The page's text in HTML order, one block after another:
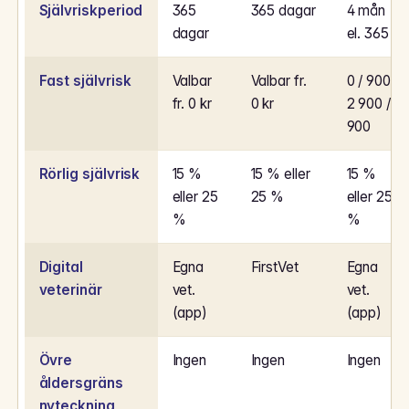
Självriskperiod
365
dagar
365 dagar
4 mån
el. 365 d
Fast självrisk
Valbar
fr. 0 kr
Valbar fr.
0 kr
0 / 900 /
2 900 / 4
900
Rörlig självrisk
15 %
eller 25
%
15 % eller
25 %
15 %
eller 25
%
Digital
veterinär
Egna
vet.
(app)
FirstVet
Egna
vet.
(app)
Övre
åldersgräns
Ingen Ingen Ingen